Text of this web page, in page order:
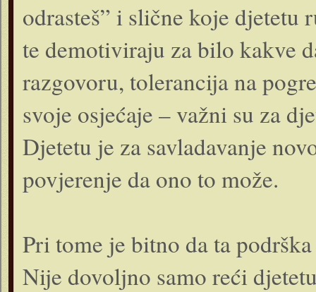
odrasteš” i slične koje djetetu
te demotiviraju za bilo kakve
razgovoru, tolerancija na
svoje osjećaje – važni su za
Djetetu je za savladavanje
povjerenje da ono to može.
Pri tome je bitno da ta
Nije dovoljno samo reći